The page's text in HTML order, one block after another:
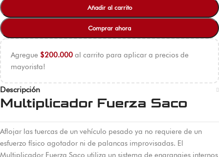
Añadir al carrito
Comprar ahora
Agregue $200.000 al carrito para aplicar a precios de
mayorista!
Descripción
Multiplicador Fuerza Saco
Aflojar las tuercas de un vehículo pesado ya no requiere de un
esfuerzo físico agotador ni de palancas improvisadas. El
Multiplicador Fuerza Saco utiliza un sistema de engranajes internos